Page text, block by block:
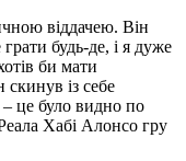
віддачею. Він
будь-де, і я дуже
би мати
скинув із себе
– це було видно по
Хабі Алонсо гру